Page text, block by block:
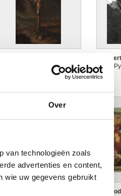
Over
van technologieën zoals
advertenties en content,
wie uw gegevens gebruikt
Adam
De